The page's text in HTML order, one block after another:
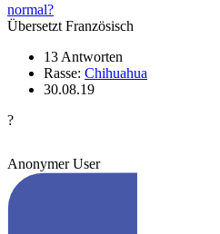
normal?
Übersetzt Französisch
13 Antworten
Rasse: Chihuahua
30.08.19
?
Anonymer User